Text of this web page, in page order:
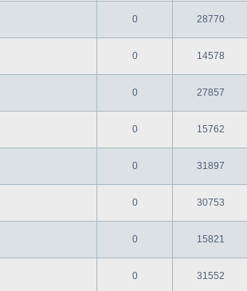
0 28770
0 14578
0 27857
0 15762
0 31897
0 30753
0 15821
0 31552